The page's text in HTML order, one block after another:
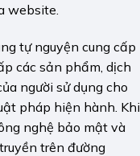
website.
tự nguyện cung cấp
các sản phẩm, dịch
người sử dụng cho
pháp hiện hành. Khi
nghệ bảo mật và
trên đường